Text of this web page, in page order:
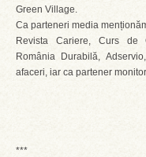
Green Village.
Ca parteneri media
Revista Cariere, Curs de
România Durabilă,
afaceri, iar ca partener
***